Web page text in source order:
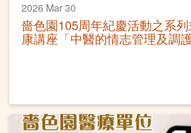
2026 Mar 30
嗇色園105周年紀慶活動之系
康講座「中醫的情志管理及調護